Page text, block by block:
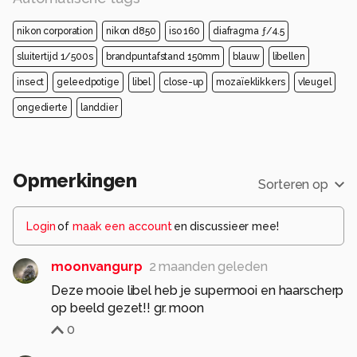
nikon corporation nikon d850 iso 160 diafragma ƒ/4.5
sluitertijd 1/500s brandpuntafstand 150mm blauw libellen
insect geleedpotige libel close-up mozaïeklikkers vleugel
ongedierte landdier
Opmerkingen Sorteren op
Loginof maak een account en discussieer mee!
moonvangurp 2 maanden geleden
Deze mooie libel heb je supermooi en haarscherp
op beeld gezet!! gr. moon
0